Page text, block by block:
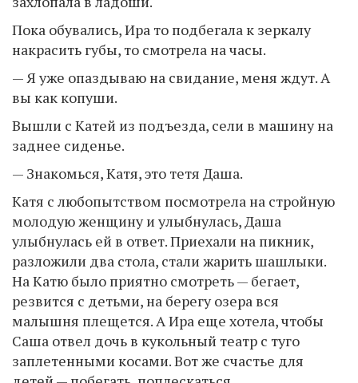
Пока обувались, Ира то подбегала к зеркалу
накрасить губы, то смотрела на часы.
— Я уже опаздываю на свидание, меня ждут. А
вы как копуши.
Вышли с Катей из подъезда, сели в машину на
заднее сиденье.
— Знакомься, Катя, это тетя Даша.
Катя с любопытством посмотрела на стройную
молодую женщину и улыбнулась, Даша
улыбнулась ей в ответ. Приехали на пикник,
разложили два стола, стали жарить шашлыки.
На Катю было приятно смотреть — бегает,
резвится с детьми, на берегу озера вся
малышня плещется. А Ира еще хотела, чтобы
Саша отвел дочь в кукольный театр с туго
заплетенными косами. Вот же счастье для